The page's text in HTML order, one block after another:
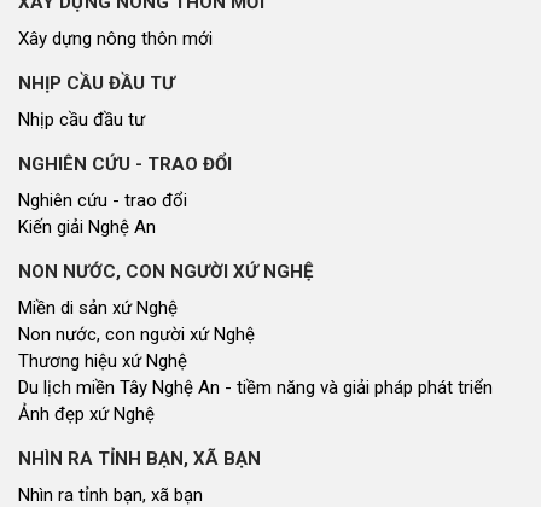
Xây dựng nông thôn mới
NHỊP CẦU ĐẦU TƯ
Nhịp cầu đầu tư
NGHIÊN CỨU - TRAO ĐỔI
Nghiên cứu - trao đổi
Kiến giải Nghệ An
NON NƯỚC, CON NGƯỜI XỨ NGHỆ
Miền di sản xứ Nghệ
Non nước, con người xứ Nghệ
Thương hiệu xứ Nghệ
Du lịch miền Tây Nghệ An - tiềm năng và giải pháp phát triển
Ảnh đẹp xứ Nghệ
NHÌN RA TỈNH BẠN, XÃ BẠN
Nhìn ra tỉnh bạn, xã bạn